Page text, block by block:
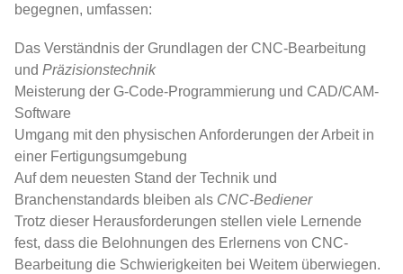
begegnen, umfassen:
Das Verständnis der Grundlagen der CNC-Bearbeitung
und Präzisionstechnik
Meisterung der G-Code-Programmierung und CAD/CAM-
Software
Umgang mit den physischen Anforderungen der Arbeit in
einer Fertigungsumgebung
Auf dem neuesten Stand der Technik und
Branchenstandards bleiben als CNC-Bediener
Trotz dieser Herausforderungen stellen viele Lernende
fest, dass die Belohnungen des Erlernens von CNC-
Bearbeitung die Schwierigkeiten bei Weitem überwiegen.